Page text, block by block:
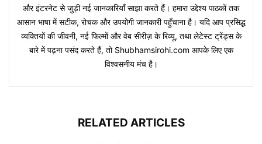
और इंटरनेट से जुड़ी नई जानकारियाँ साझा करते हैं। हमारा उद्देश्य पाठकों तक
आसान भाषा में सटीक, रोचक और उपयोगी जानकारी पहुँचाना है। यदि आप प्रसिद्ध
व्यक्तियों की जीवनी, नई फिल्मों और वेब सीरीज़ के रिव्यू, तथा लेटेस्ट ट्रेंड्स के
बारे में पढ़ना पसंद करते हैं, तो Shubhamsirohi.com आपके लिए एक
विश्वसनीय मंच है।
RELATED ARTICLES